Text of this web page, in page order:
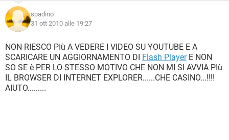
spadino
31 ott 2010 alle 19:27
NON RIESCO PIù A VEDERE I VIDEO SU YOUTUBE E A
SCARICARE UN AGGIORNAMENTO DI Flash PlayerE NON
SO SE è PER LO STESSO MOTIVO CHE NON MI SI AVVIA PIù
IL BROWSER DI INTERNET EXPLORER......CHE CASINO...!!!!
AIUTO.........